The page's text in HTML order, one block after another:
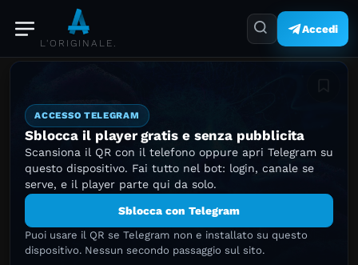
L'ORIGINALE.
Accedi
ACCESSO TELEGRAM
Sblocca il player gratis e senza pubblicita
Scansiona il QR con il telefono oppure apri Telegram su
questo dispositivo. Fai tutto nel bot: login, canale se
serve, e il player parte qui da solo.
Sblocca con Telegram
Puoi usare il QR se Telegram non e installato su questo
dispositivo. Nessun secondo passaggio sul sito.